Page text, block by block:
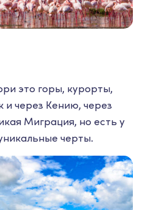
это горы, курорты,
и через Кению, через
Миграция, но есть у
черты.